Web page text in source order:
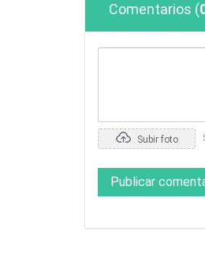
Comentarios (
Subir foto
Publicar